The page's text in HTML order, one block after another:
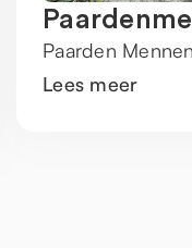
Paarden
Lees meer